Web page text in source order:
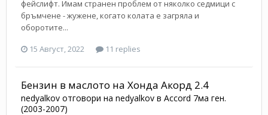
фейслифт. Имам странен проблем от няколко седмици с
бръмчене - жужене, когато колата е загряла и
оборотите...
15 Август, 2022
11 replies
Бензин в маслото на Хонда Акорд 2.4
nedyalkov отговори на nedyalkov в Accord 7ма ген.
(2003-2007)